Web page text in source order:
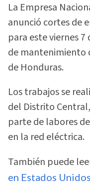
La Empresa
anunció cortes de
para este viernes
de mantenimiento
de Honduras.
Los trabajos se
del Distrito
parte de labores
en la red eléctrica.
También puede
en Estados